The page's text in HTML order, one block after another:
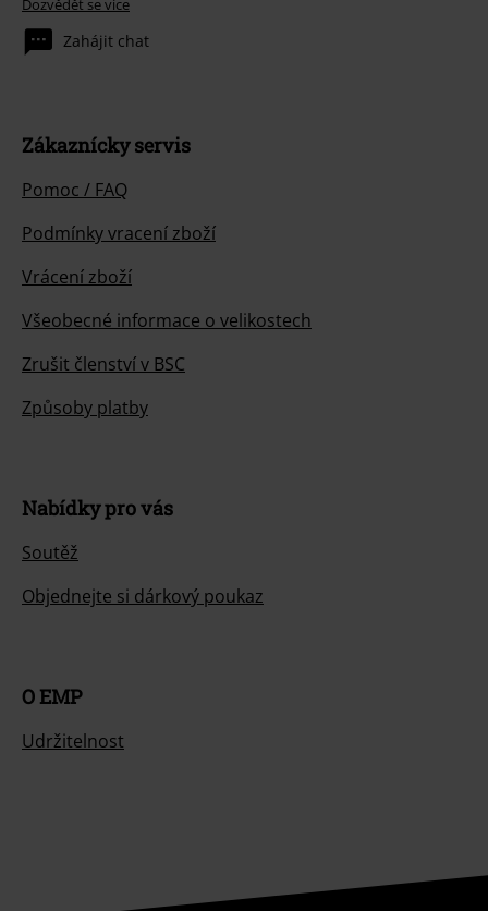
Dozvědět se více
Zahájit chat
Zákaznícky servis
Pomoc / FAQ
Podmínky vracení zboží
Vrácení zboží
Všeobecné informace o velikostech
Zrušit členství v BSC
Způsoby platby
Nabídky pro vás
Soutěž
Objednejte si dárkový poukaz
O EMP
Udržitelnost